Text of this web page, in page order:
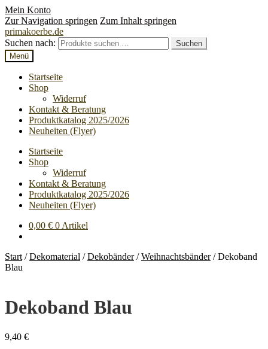
Mein Konto
Zur Navigation springen Zum Inhalt springen
primakoerbe.de
Suchen nach:
Suchen
Menü
Startseite
Shop
Widerruf
Kontakt & Beratung
Produktkatalog 2025/2026
Neuheiten (Flyer)
Startseite
Shop
Widerruf
Kontakt & Beratung
Produktkatalog 2025/2026
Neuheiten (Flyer)
0,00 € 0 Artikel
Start /Dekomaterial /Dekobänder/Weihnachtsbänder/Dekoband
Blau
Dekoband Blau
9,40 €